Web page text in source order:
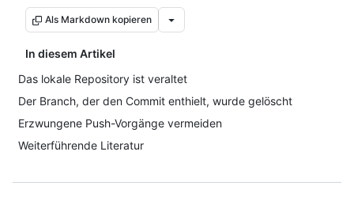
Als Markdown kopieren
In diesem Artikel
Das lokale Repository ist veraltet
Der Branch, der den Commit enthielt, wurde gelöscht
Erzwungene Push-Vorgänge vermeiden
Weiterführende Literatur